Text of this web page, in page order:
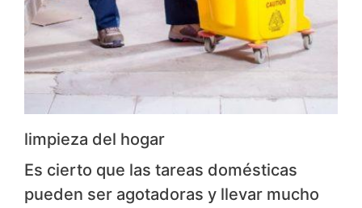
limpieza del hogar
Es cierto que las tareas domésticas
pueden ser agotadoras y llevar mucho